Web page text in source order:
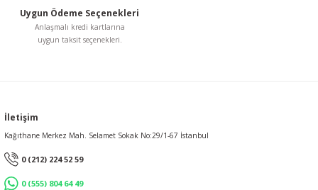
Uygun Ödeme Seçenekleri
Anlaşmalı kredi kartlarına
uygun taksit seçenekleri.
İletişim
Kağıthane Merkez Mah. Selamet Sokak No:29/1-67 İstanbul
0 (212) 224 52 59
0 (555) 804 64 49